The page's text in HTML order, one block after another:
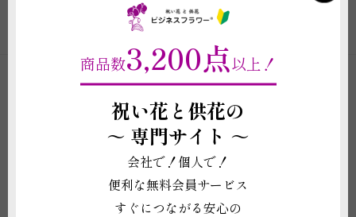
ご注文はこちら
商品コード: TD68
電付き】当日配送 フューネラル胡蝶蘭
3本立（白） 2万円コース（36～39輪
程度）※台紙：蓮の花
（全国配送料・税込み ※一部除く）
商品数3,200点以上！
祝い花と供花の
～ 専門サイト ～
会社で！個人で！
便利な無料会員サービス
すぐにつながる安心の